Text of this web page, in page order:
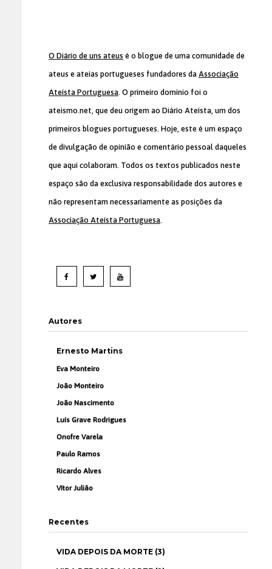
O Diário de uns ateus é o blogue de uma comunidade de
ateus e ateias portugueses fundadores da Associação
Ateísta Portuguesa. O primeiro domínio foi o
ateismo.net, que deu origem ao Diário Ateísta, um dos
primeiros blogues portugueses. Hoje, este é um espaço
de divulgação de opinião e comentário pessoal daqueles
que aqui colaboram. Todos os textos publicados neste
espaço são da exclusiva responsabilidade dos autores e
não representam necessariamente as posições da
Associação Ateísta Portuguesa.
Autores
Ernesto Martins
Eva Monteiro
João Monteiro
João Nascimento
Luís Grave Rodrigues
Onofre Varela
Paulo Ramos
Ricardo Alves
Vítor Julião
Recentes
VIDA DEPOIS DA MORTE (3)